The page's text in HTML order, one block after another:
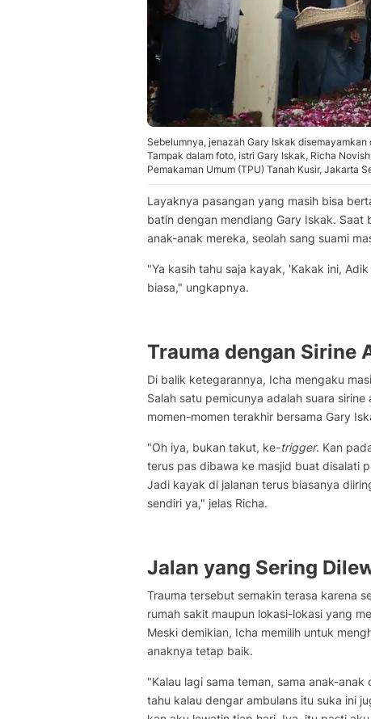
Sebelumnya, jenazah Gary Iskak
Tampak dalam foto, istri Gary Iskak, Richa
Pemakaman Umum (TPU) Tanah Kusir, Jakarta
Layaknya pasangan yang masih bisa
batin dengan mendiang Gary Iskak.
anak-anak mereka, seolah sang suami
"Ya kasih tahu saja kayak, 'Kakak ini,
biasa," ungkapnya.
Trauma dengan Sirine
Di balik ketegarannya, Icha mengaku
Salah satu pemicunya adalah suara
momen-momen terakhir bersama Gary
"Oh iya, bukan takut, ke-trigger. Kan
terus pas dibawa ke masjid buat disalati
Jadi kayak di jalanan terus biasanya
sendiri ya," jelas Richa.
Jalan yang Sering
Trauma tersebut semakin terasa karena
rumah sakit maupun lokasi-lokasi yang
Meski demikian, Icha memilih untuk
anaknya tetap baik.
"Kalau lagi sama teman, sama anak-
tahu kalau dengar ambulans itu suka ini